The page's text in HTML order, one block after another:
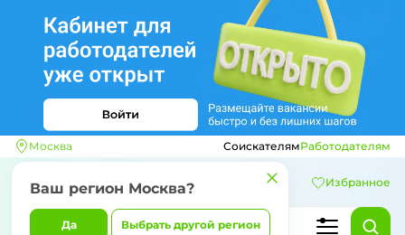
Москва
Ваш регион Москва?
Да Выбрать другой регион
СоискателямРаботодателям
Избранное